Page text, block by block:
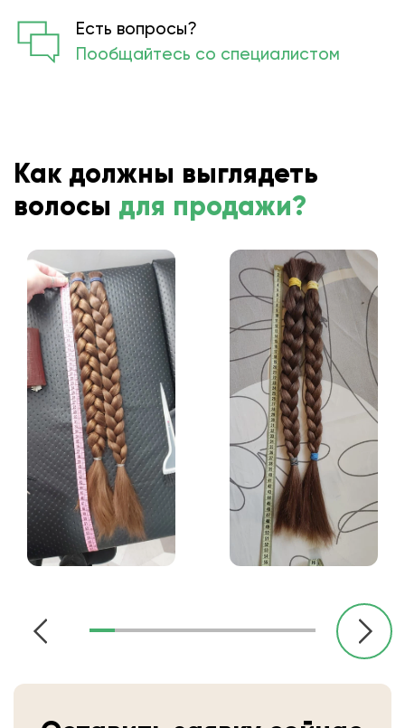
Есть вопросы?
Пообщайтесь со специалистом
Как должны выглядеть
волосы для продажи?